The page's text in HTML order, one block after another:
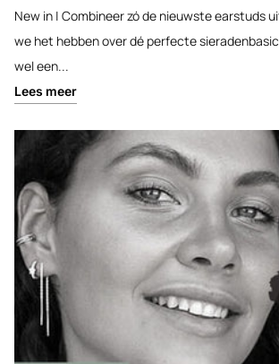
New in | Combineer zó de nieuwste earstuds
we het hebben over dé perfecte
wel een...
Lees meer